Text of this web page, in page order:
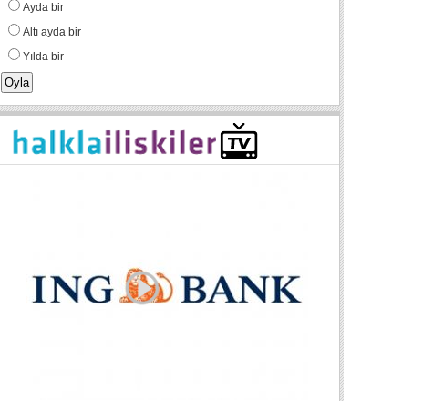
Ayda bir
Altı ayda bir
Yılda bir